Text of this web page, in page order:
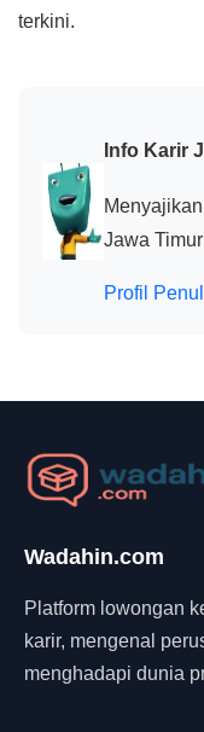
terkini.
Info Karir
Jawa
Profil
Wadahin.com
Platform lowongan
karir, mengenal
menghadapi dunia